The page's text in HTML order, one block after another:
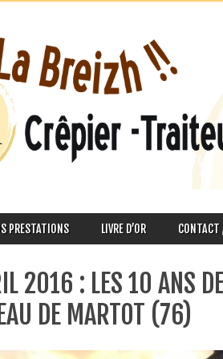
PRESTATIONS LIVRE D’OR CONTACT
2016 : LES 10 ANS
DE MARTOT (76)